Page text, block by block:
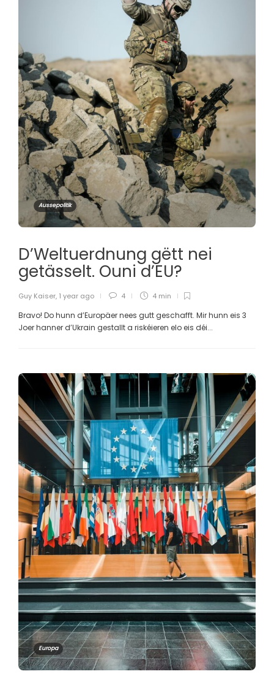
Aussepolitik
D’Weltuerdnung gëtt nei
getässelt. Ouni d’EU?
Guy Kaiser, 1 year ago 4 4 min
Bravo! Do hunn d’Europäer nees gutt geschafft. Mir hunn eis 3
Joer hanner d’Ukrain gestallt a riskéieren elo eis déi...
Europa